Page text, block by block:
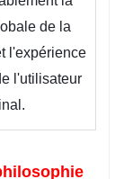
de la
l'expérience
l'utilisateur